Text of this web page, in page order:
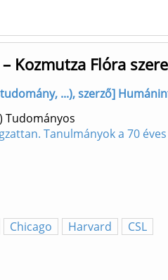
Kozmutza Flóra
...), szerző]
Tudományos
Tanulmányok a 70
Chicago Harvard CSL